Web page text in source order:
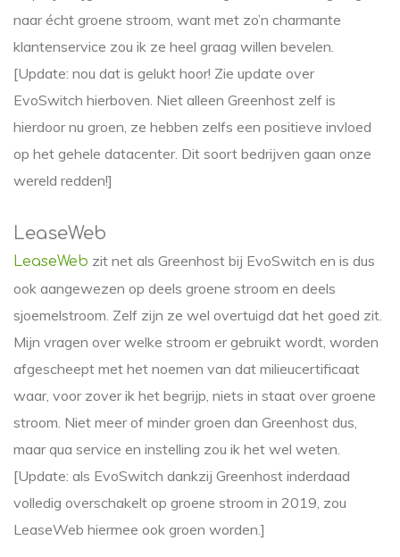
naar écht groene stroom, want met zo’n charmante
klantenservice zou ik ze heel graag willen bevelen.
[Update: nou dat is gelukt hoor! Zie update over
EvoSwitch hierboven. Niet alleen Greenhost zelf is
hierdoor nu groen, ze hebben zelfs een positieve invloed
op het gehele datacenter. Dit soort bedrijven gaan onze
wereld redden!]
LeaseWeb
LeaseWeb zit net als Greenhost bij EvoSwitch en is dus
ook aangewezen op deels groene stroom en deels
sjoemelstroom. Zelf zijn ze wel overtuigd dat het goed zit.
Mijn vragen over welke stroom er gebruikt wordt, worden
afgescheept met het noemen van dat milieucertificaat
waar, voor zover ik het begrijp, niets in staat over groene
stroom. Niet meer of minder groen dan Greenhost dus,
maar qua service en instelling zou ik het wel weten.
[Update: als EvoSwitch dankzij Greenhost inderdaad
volledig overschakelt op groene stroom in 2019, zou
LeaseWeb hiermee ook groen worden.]